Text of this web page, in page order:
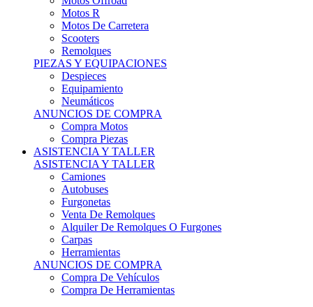
Motos R
Motos De Carretera
Scooters
Remolques
PIEZAS Y EQUIPACIONES
Despieces
Equipamiento
Neumáticos
ANUNCIOS DE COMPRA
Compra Motos
Compra Piezas
ASISTENCIA Y TALLER
ASISTENCIA Y TALLER
Camiones
Autobuses
Furgonetas
Venta De Remolques
Alquiler De Remolques O Furgones
Carpas
Herramientas
ANUNCIOS DE COMPRA
Compra De Vehículos
Compra De Herramientas